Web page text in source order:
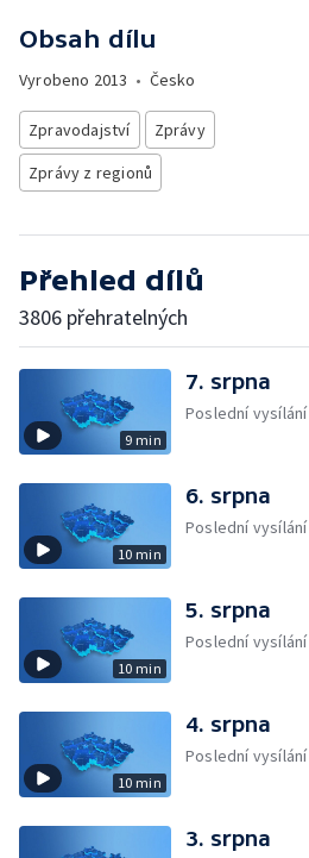
Obsah dílu
Vyrobeno 2013 • Česko
Zpravodajství
Zprávy
Zprávy z regionů
Přehled dílů
3806 přehratelných
9 min
7. srpna
Poslední vysílání
10 min
6. srpna
Poslední vysílání
10 min
5. srpna
Poslední vysílání
10 min
4. srpna
Poslední vysílání
3. srpna